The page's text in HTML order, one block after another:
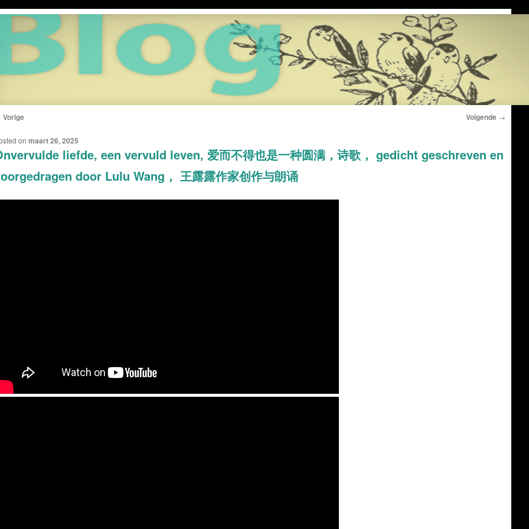
Vorige Volgende →
liefde, een vervuld leven, 爱而不得也是一种圆满，诗歌， gedicht geschreven en
door Lulu Wang， 王露露作家创作与朗诵
on maart 26, 2025